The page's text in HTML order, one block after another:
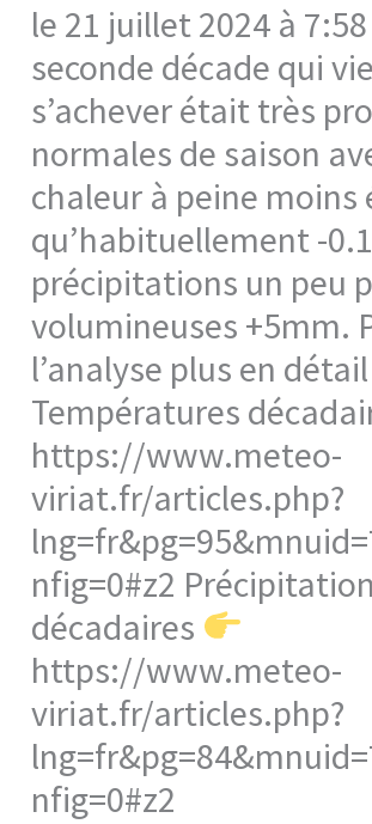
le 21 juillet 2024 à 7:58
seconde décade qui
s’achever était très
normales de saison
chaleur à peine moins
qu’habituellement -
précipitations un peu
volumineuses +5mm.
l’analyse plus en
Températures
https://www.meteo-
viriat.fr/articles.php?
nfig=0#z2
décadaires
https://www.meteo-
viriat.fr/articles.php?
nfig=0#z2